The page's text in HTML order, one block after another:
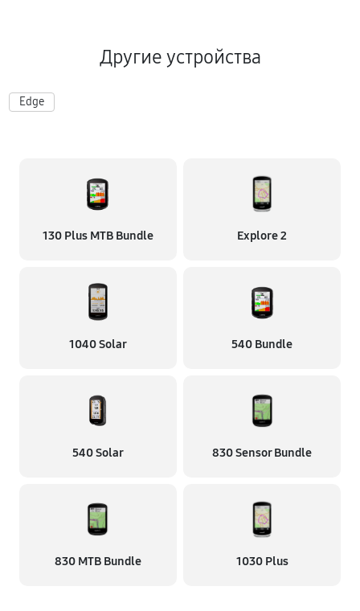
Другие устройства
Edge
130 Plus MTB Bundle Explore 2
1040 Solar 540 Bundle
540 Solar 830 Sensor Bundle
830 MTB Bundle 1030 Plus